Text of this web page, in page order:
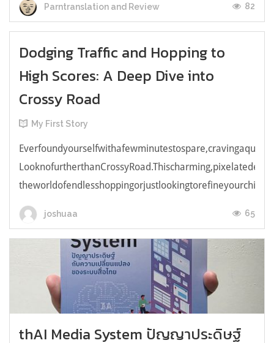
Parntranslation and Review 82
Dodging Traffic and Hopping to
High Scores: A Deep Dive into
Crossy Road
My First Story
joshuaa 65
thAI Media System ปัญญาประดิษฐ์